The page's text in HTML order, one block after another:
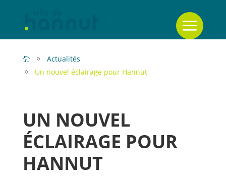
Actualités
Un nouvel éclairage pour Hannut
UN NOUVEL
ÉCLAIRAGE POUR
HANNUT